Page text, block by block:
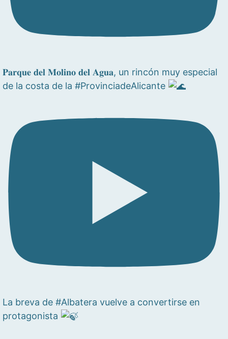
𝐏𝐚𝐫𝐪𝐮𝐞 𝐝𝐞𝐥 𝐌𝐨𝐥𝐢𝐧𝐨 𝐝𝐞𝐥 𝐀𝐠𝐮𝐚, un rincón muy especial
de la costa de la #ProvinciadeAlicante
La breva de #Albatera vuelve a convertirse en
protagonista